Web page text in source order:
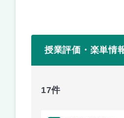
授業評価・楽単情
17件